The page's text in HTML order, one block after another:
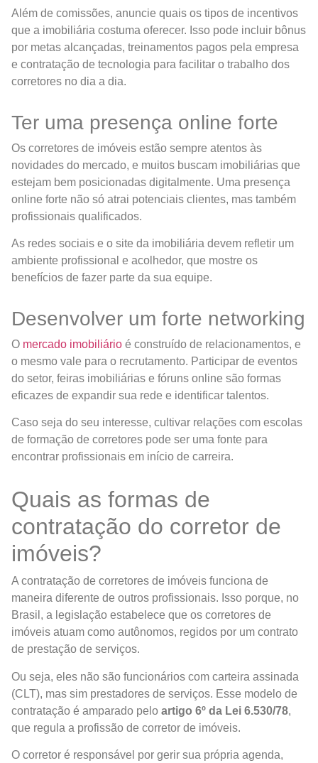
Além de comissões, anuncie quais os tipos de incentivos
que a imobiliária costuma oferecer. Isso pode incluir bônus
por metas alcançadas, treinamentos pagos pela empresa
e contratação de tecnologia para facilitar o trabalho dos
corretores no dia a dia.
Ter uma presença online forte
Os corretores de imóveis estão sempre atentos às
novidades do mercado, e muitos buscam imobiliárias que
estejam bem posicionadas digitalmente. Uma presença
online forte não só atrai potenciais clientes, mas também
profissionais qualificados.
As redes sociais e o site da imobiliária devem refletir um
ambiente profissional e acolhedor, que mostre os
benefícios de fazer parte da sua equipe.
Desenvolver um forte networking
O mercado imobiliário é construído de relacionamentos, e
o mesmo vale para o recrutamento. Participar de eventos
do setor, feiras imobiliárias e fóruns online são formas
eficazes de expandir sua rede e identificar talentos.
Caso seja do seu interesse, cultivar relações com escolas
de formação de corretores pode ser uma fonte para
encontrar profissionais em início de carreira.
Quais as formas de
contratação do corretor de
imóveis?
A contratação de corretores de imóveis funciona de
maneira diferente de outros profissionais. Isso porque, no
Brasil, a legislação estabelece que os corretores de
imóveis atuam como autônomos, regidos por um contrato
de prestação de serviços.
Ou seja, eles não são funcionários com carteira assinada
(CLT), mas sim prestadores de serviços. Esse modelo de
contratação é amparado pelo artigo 6º da Lei 6.530/78,
que regula a profissão de corretor de imóveis.
O corretor é responsável por gerir sua própria agenda,